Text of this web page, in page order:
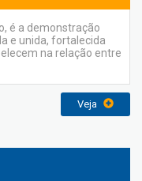
é a demonstração
e unida, fortalecida
na relação entre
Veja